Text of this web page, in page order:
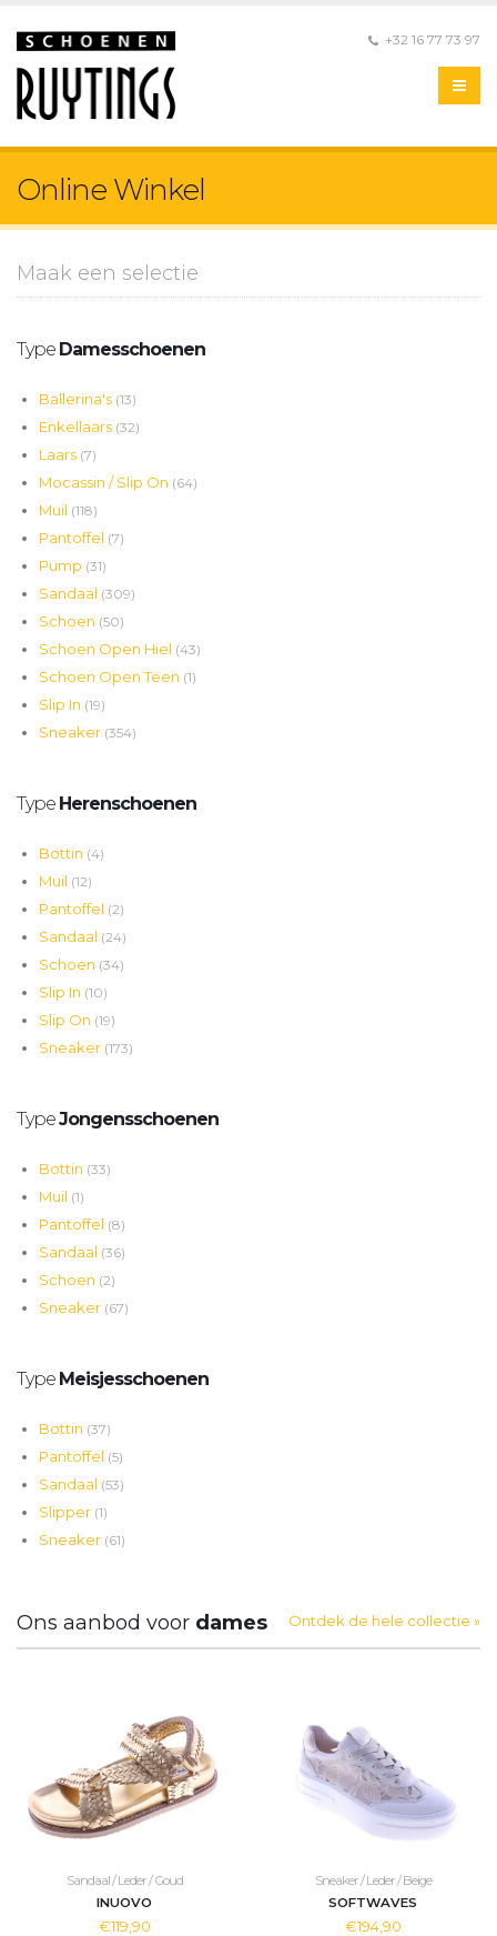
+32 16 77 73 97
Online Winkel
Maak een selectie
Type Damesschoenen
Ballerina's (13)
Enkellaars (32)
Laars (7)
Mocassin / Slip On (64)
Muil (118)
Pantoffel (7)
Pump (31)
Sandaal (309)
Schoen (50)
Schoen Open Hiel (43)
Schoen Open Teen (1)
Slip In (19)
Sneaker (354)
Type Herenschoenen
Bottin (4)
Muil (12)
Pantoffel (2)
Sandaal (24)
Schoen (34)
Slip In (10)
Slip On (19)
Sneaker (173)
TypeJongensschoenen
Bottin (33)
Muil (1)
Pantoffel (8)
Sandaal (36)
Schoen (2)
Sneaker (67)
Type Meisjesschoenen
Bottin (37)
Pantoffel (5)
Sandaal (53)
Slipper (1)
Sneaker (61)
Ons aanbod voor dames Ontdek de hele collectie »
Sandaal / Leder / Goud
INUOVO
€119,90
Sneaker / Leder / Beige
SOFTWAVES
€194,90